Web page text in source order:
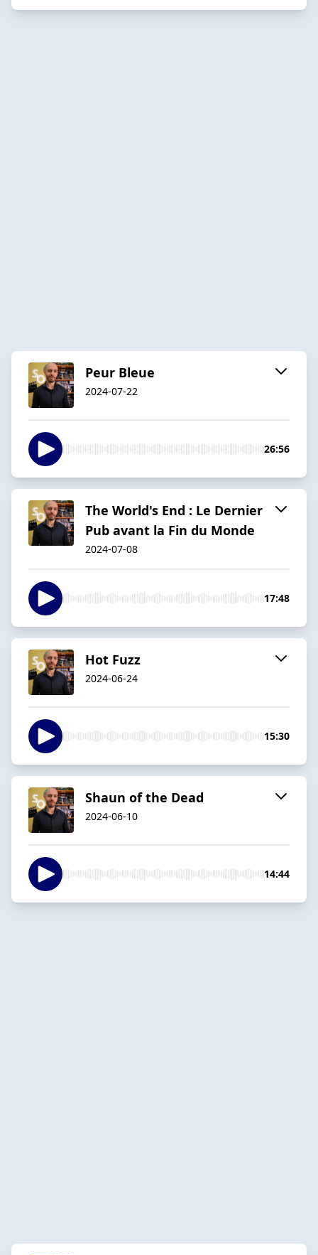
Peur Bleue
2024-07-22
26:56
The World's End : Le Dernier
Pub avant la Fin du Monde
2024-07-08
17:48
Hot Fuzz
2024-06-24
15:30
Shaun of the Dead
2024-06-10
14:44